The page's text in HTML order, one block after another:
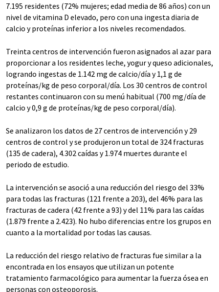
7.195 residentes (72% mujeres; edad media de 86 años) con un
nivel de vitamina D elevado, pero con una ingesta diaria de
calcio y proteínas inferior a los niveles recomendados.
Treinta centros de intervención fueron asignados al azar para
proporcionar a los residentes leche, yogur y queso adicionales,
logrando ingestas de 1.142 mg de calcio/día y 1,1 g de
proteínas/kg de peso corporal/día. Los 30 centros de control
restantes continuaron con su menú habitual (700 mg/día de
calcio y 0,9 g de proteínas/kg de peso corporal/día).
Se analizaron los datos de 27 centros de intervención y 29
centros de control y se produjeron un total de 324 fracturas
(135 de cadera), 4.302 caídas y 1.974 muertes durante el
periodo de estudio.
La intervención se asoció a una reducción del riesgo del 33%
para todas las fracturas (121 frente a 203), del 46% para las
fracturas de cadera (42 frente a 93) y del 11% para las caídas
(1.879 frente a 2.423). No hubo diferencias entre los grupos en
cuanto a la mortalidad por todas las causas.
La reducción del riesgo relativo de fracturas fue similar a la
encontrada en los ensayos que utilizan un potente
tratamiento farmacológico para aumentar la fuerza ósea en
personas con osteoporosis.